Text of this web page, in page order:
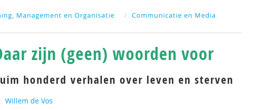
Management en Organisatie Communicatie en Media
zijn (geen) woorden voor
honderd verhalen over leven en sterven
Willem de Vos